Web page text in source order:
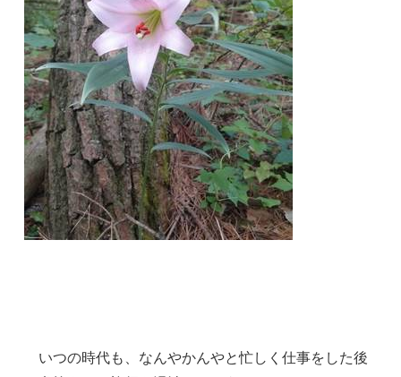
いつの時代も、なんやかんやと忙しく仕事をした後